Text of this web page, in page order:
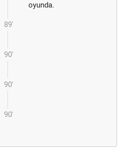
oyunda.
89'
90'
90'
90'